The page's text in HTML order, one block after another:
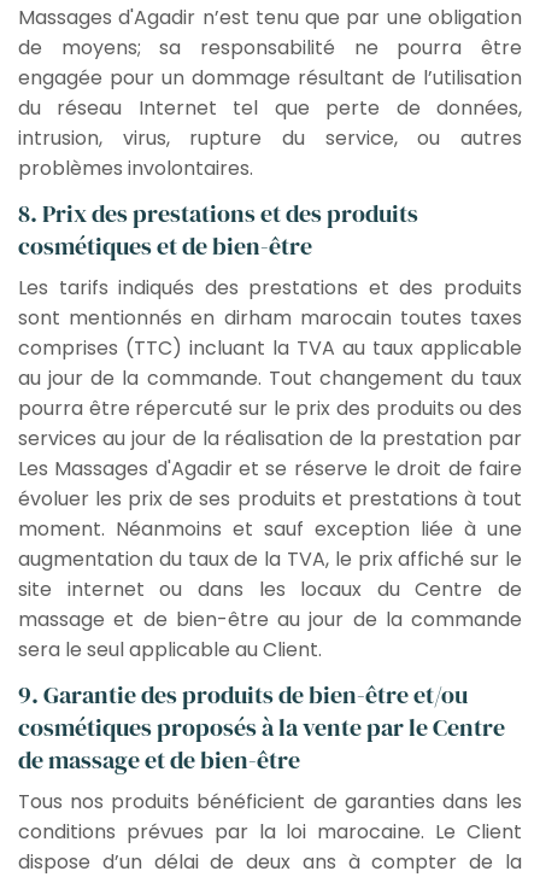
Massages d'Agadir n’est tenu que par une obligation
de moyens; sa responsabilité ne pourra être
engagée pour un dommage résultant de l’utilisation
du réseau Internet tel que perte de données,
intrusion, virus, rupture du service, ou autres
problèmes involontaires.
8. Prix des prestations et des produits
cosmétiques et de bien-être
Les tarifs indiqués des prestations et des produits
sont mentionnés en dirham marocain toutes taxes
comprises (TTC) incluant la TVA au taux applicable
au jour de la commande. Tout changement du taux
pourra être répercuté sur le prix des produits ou des
services au jour de la réalisation de la prestation par
Les Massages d'Agadir et se réserve le droit de faire
évoluer les prix de ses produits et prestations à tout
moment. Néanmoins et sauf exception liée à une
augmentation du taux de la TVA, le prix affiché sur le
site internet ou dans les locaux du Centre de
massage et de bien-être au jour de la commande
sera le seul applicable au Client.
9. Garantie des produits de bien-être et/ou
cosmétiques proposés à la vente par le Centre
de massage et de bien-être
Tous nos produits bénéficient de garanties dans les
conditions prévues par la loi marocaine. Le Client
dispose d’un délai de deux ans à compter de la